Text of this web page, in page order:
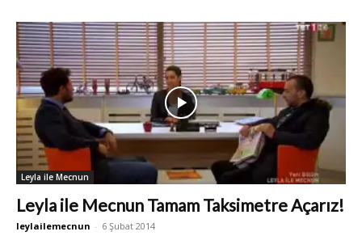
Leyla ile Mecnun
Leyla ile Mecnun Tamam Taksimetre Açarız!
leylailemecnun - 6 Şubat 2014